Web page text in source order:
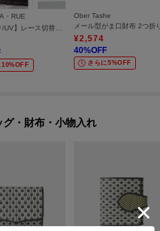
・RUE
10%OFF
Ober Tashe
¥2,574
40%OFF
さらに5%OFF
・財布・小物入れ